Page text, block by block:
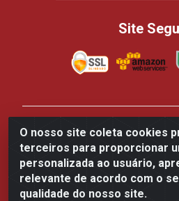
O nosso site coleta cookies
terceiros para proporcionar
personalizada ao usuário,
relevante de acordo com o
qualidade do nosso site.
Site
Casa dos Panificadores
Produtos Para Panificação -
700 - Tarumã, Manaus/AM -
84.502.145/